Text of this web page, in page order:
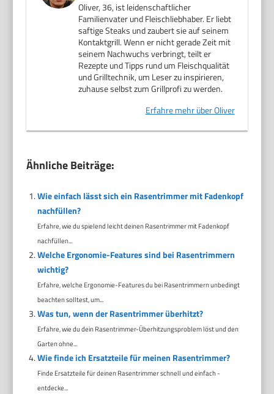
Oliver, 36, ist leidenschaftlicher
Familienvater und Fleischliebhaber. Er liebt
saftige Steaks und zaubert sie auf seinem
Kontaktgrill. Wenn er nicht gerade Zeit mit
seinem Nachwuchs verbringt, teilt er
Rezepte und Tipps rund um Fleischqualität
und Grilltechnik, um Leser zu inspirieren,
zuhause selbst zum Grillprofi zu werden.
Erfahre mehr über Oliver
Ähnliche Beiträge:
Wie einfach lässt sich ein Rasentrimmer mit Fadenkopf
nachfüllen?
Erfahre, wie du spielend leicht deinen Rasentrimmer mit Fadenkopf
nachfüllen...
Welche Ergonomie-Features sind bei Rasentrimmern
wichtig?
Erfahre, welche Ergonomie-Features du bei Rasentrimmern unbedingt
beachten solltest, um...
Was tun, wenn der Rasentrimmer überhitzt?
Erfahre, wie du dein Rasentrimmer-Überhitzungsproblem löst und den
Garten ohne...
Wie finde ich Ersatzteile für meinen Rasentrimmer?
Finde Ersatzteile für deinen Rasentrimmer schnell und einfach -
entdecke...